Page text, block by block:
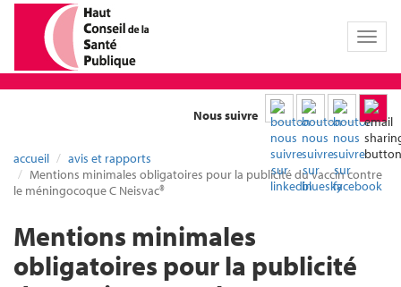
Toggle
Nous suivre
accueil
avis et rapports
Mentions minimales obligatoires pour la publicité du vaccin contre
le méningocoque C Neisvac®
Mentions minimales
obligatoires pour la publicité